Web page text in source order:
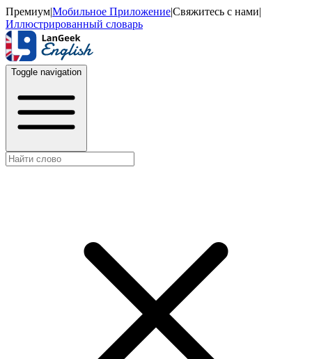
Премиум|Мобильное Приложение|Свяжитесь с нами|
Иллюстрированный словарь
Toggle navigation